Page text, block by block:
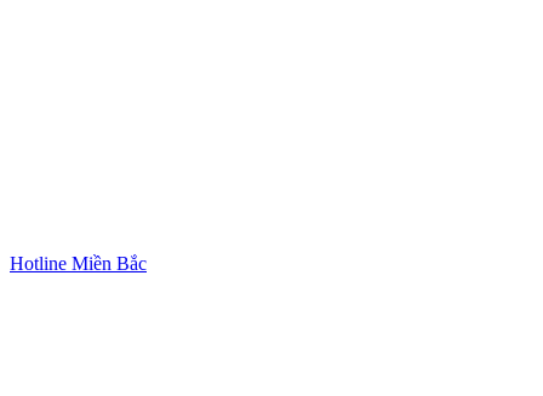
Hotline Miền Bắc